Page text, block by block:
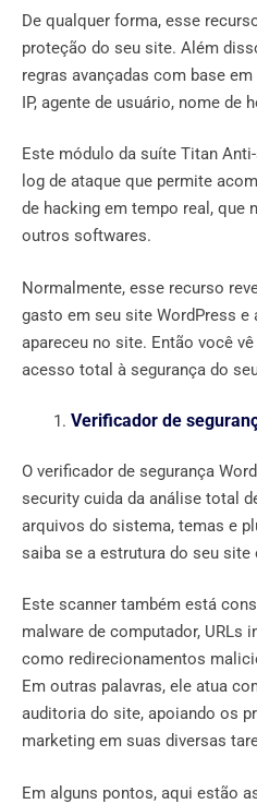
De qualquer forma, esse
proteção do seu site. Além
regras avançadas com base
IP, agente de usuário, nome de
Este módulo da suíte Titan
log de ataque que permite
de hacking em tempo real, que
outros softwares.
Normalmente, esse recurso
gasto em seu site WordPress e
apareceu no site. Então você
acesso total à segurança do
Verificador de
O verificador de segurança
security cuida da análise total
arquivos do sistema, temas e
saiba se a estrutura do seu
Este scanner também está
malware de computador, URLs
como redirecionamentos
Em outras palavras, ele atua
auditoria do site, apoiando os
marketing em suas diversas
Em alguns pontos, aqui estão